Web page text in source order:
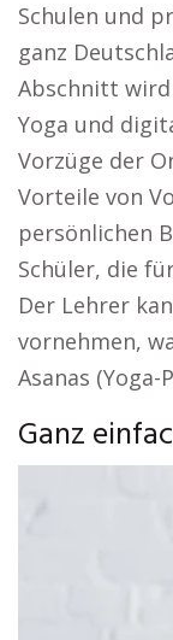
Schulen und
ganz
Abschnitt wird
Yoga und
Vorzüge der
Vorteile von
persönlichen
Schüler, die
Der Lehrer
vornehmen,
Asanas
Ganz